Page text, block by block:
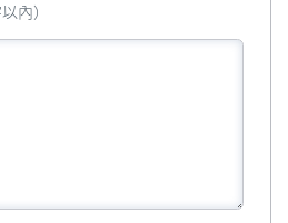
內）